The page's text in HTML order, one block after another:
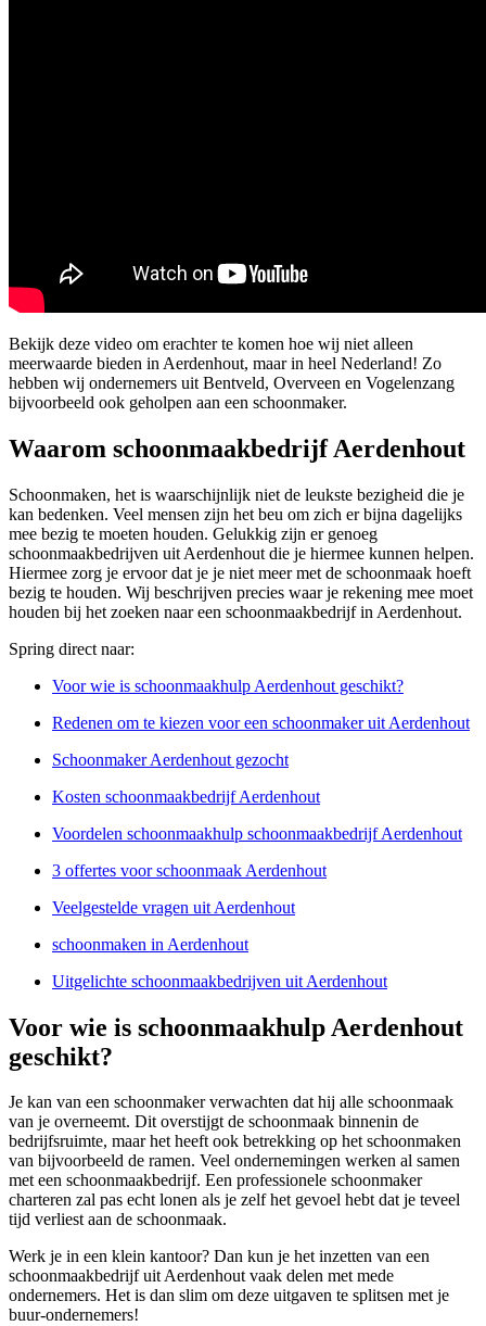
Bekijk deze video om erachter te komen hoe wij niet alleen
meerwaarde bieden in Aerdenhout, maar in heel Nederland! Zo
hebben wij ondernemers uit Bentveld, Overveen en Vogelenzang
bijvoorbeeld ook geholpen aan een schoonmaker.
Waarom schoonmaakbedrijf Aerdenhout
Schoonmaken, het is waarschijnlijk niet de leukste bezigheid die je
kan bedenken. Veel mensen zijn het beu om zich er bijna dagelijks
mee bezig te moeten houden. Gelukkig zijn er genoeg
schoonmaakbedrijven uit Aerdenhout die je hiermee kunnen helpen.
Hiermee zorg je ervoor dat je je niet meer met de schoonmaak hoeft
bezig te houden. Wij beschrijven precies waar je rekening mee moet
houden bij het zoeken naar een schoonmaakbedrijf in Aerdenhout.
Spring direct naar:
Voor wie is schoonmaakhulp Aerdenhout geschikt?
Redenen om te kiezen voor een schoonmaker uit Aerdenhout
Schoonmaker Aerdenhout gezocht
Kosten schoonmaakbedrijf Aerdenhout
Voordelen schoonmaakhulp schoonmaakbedrijf Aerdenhout
3 offertes voor schoonmaak Aerdenhout
Veelgestelde vragen uit Aerdenhout
schoonmaken in Aerdenhout
Uitgelichte schoonmaakbedrijven uit Aerdenhout
Voor wie is schoonmaakhulp Aerdenhout
geschikt?
Je kan van een schoonmaker verwachten dat hij alle schoonmaak
van je overneemt. Dit overstijgt de schoonmaak binnenin de
bedrijfsruimte, maar het heeft ook betrekking op het schoonmaken
van bijvoorbeeld de ramen. Veel ondernemingen werken al samen
met een schoonmaakbedrijf. Een professionele schoonmaker
charteren zal pas echt lonen als je zelf het gevoel hebt dat je teveel
tijd verliest aan de schoonmaak.
Werk je in een klein kantoor? Dan kun je het inzetten van een
schoonmaakbedrijf uit Aerdenhout vaak delen met mede
ondernemers. Het is dan slim om deze uitgaven te splitsen met je
buur-ondernemers!